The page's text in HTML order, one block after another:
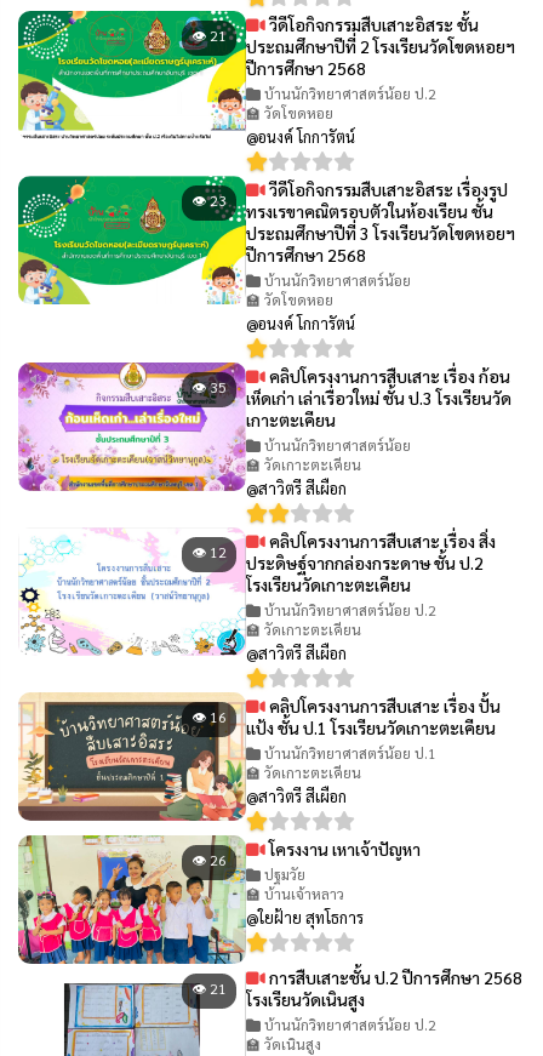
👁 21
วีดีโอกิจกรรมสืบเสาะอิสระ ชั้น
ประถมศึกษาปีที่ 2 โรงเรียนวัดโขดหอยฯ
ปีการศึกษา 2568
บ้านนักวิทยาศาสตร์น้อย ป.2
🏫 วัดโขดหอย
@อนงค์ โกการัตน์
👁 23
วีดีโอกิจกรรมสืบเสาะอิสระ เรื่องรูป
ทรงเรขาคณิตรอบตัวในห้องเรียน ชั้น
ประถมศึกษาปีที่ 3 โรงเรียนวัดโขดหอยฯ
ปีการศึกษา 2568
บ้านนักวิทยาศาสตร์น้อย
🏫 วัดโขดหอย
@อนงค์ โกการัตน์
👁 35
คลิปโครงงานการสืบเสาะ เรื่อง ก้อน
เห็ดเก่า เล่าเรื่อวใหม่ ชั้น ป.3 โรงเรียนวัด
เกาะตะเคียน
บ้านนักวิทยาศาสตร์น้อย
🏫 วัดเกาะตะเคียน
@สาวิตรี สีเผือก
👁 12
คลิปโครงงานการสืบเสาะ เรื่อง สิ่ง
ประดิษฐ์จากกล่องกระดาษ ชั้น ป.2
โรงเรียนวัดเกาะตะเคียน
บ้านนักวิทยาศาสตร์น้อย ป.2
🏫 วัดเกาะตะเคียน
@สาวิตรี สีเผือก
👁 16
คลิปโครงงานการสืบเสาะ เรื่อง ปั้น
แป้ง ชั้น ป.1 โรงเรียนวัดเกาะตะเคียน
บ้านนักวิทยาศาสตร์น้อย ป.1
🏫 วัดเกาะตะเคียน
@สาวิตรี สีเผือก
👁 26 โครงงาน เหาเจ้าปัญหา
ปฐมวัย
🏫 บ้านเจ้าหลาว
@ใยฝ้าย สุทโธการ
👁 21
การสืบเสาะชั้น ป.2 ปีการศึกษา 2568
โรงเรียนวัดเนินสูง
บ้านนักวิทยาศาสตร์น้อย ป.2
🏫 วัดเนินสูง